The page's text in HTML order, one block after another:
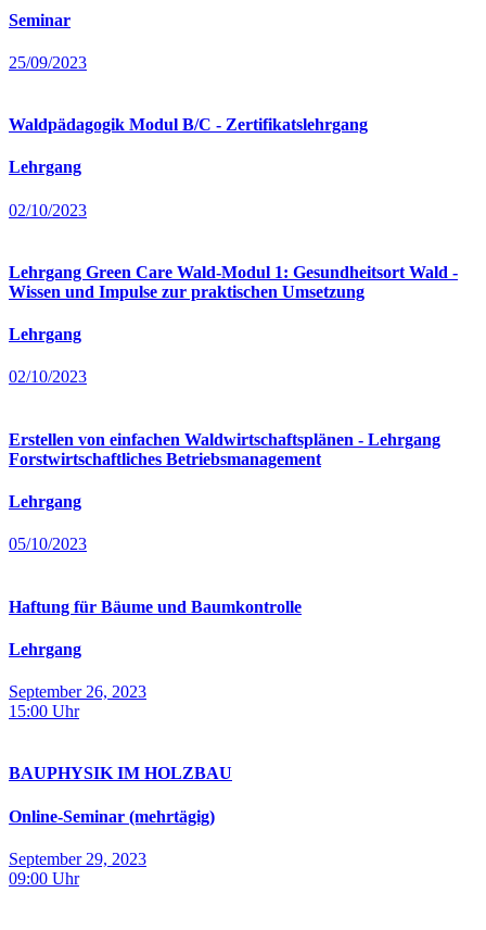
Seminar
25/09/2023
Waldpädagogik Modul B/C - Zertifikatslehrgang
Lehrgang
02/10/2023
Lehrgang Green Care Wald-Modul 1: Gesundheitsort Wald -
Wissen und Impulse zur praktischen Umsetzung
Lehrgang
02/10/2023
Erstellen von einfachen Waldwirtschaftsplänen - Lehrgang
Forstwirtschaftliches Betriebsmanagement
Lehrgang
05/10/2023
Haftung für Bäume und Baumkontrolle
Lehrgang
September 26, 2023
15:00 Uhr
BAUPHYSIK IM HOLZBAU
Online-Seminar (mehrtägig)
September 29, 2023
09:00 Uhr